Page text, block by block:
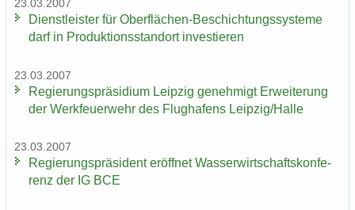
23.03.2007
Dienst­leis­ter für Oberflächen-​Beschichtungssysteme
darf in Pro­duk­ti­ons­stand­ort in­ves­tie­ren
23.03.2007
Re­gie­rungs­prä­si­di­um Leip­zig ge­neh­migt Er­wei­te­rung
der Werk­feu­er­wehr des Flug­ha­fens Leip­zig/Halle
23.03.2007
Re­gie­rungs­prä­si­dent er­öff­net Was­ser­wirt­schafts­kon­fe­
renz der IG BCE